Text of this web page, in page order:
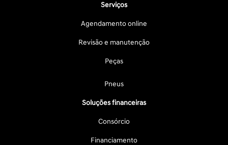
Serviços
Agendamento online
Revisão e manutenção
Peças
Pneus
Soluções financeiras
Consórcio
Financiamento